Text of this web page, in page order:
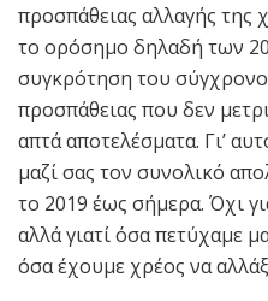
προσπάθειας αλλαγής της
το ορόσημο δηλαδή των
συγκρότηση του
προσπάθειας που δεν
απτά αποτελέσματα. Γι’
μαζί σας τον συνολικό
το 2019 έως σήμερα. Όχι
αλλά γιατί όσα πετύχαμε
όσα έχουμε χρέος να